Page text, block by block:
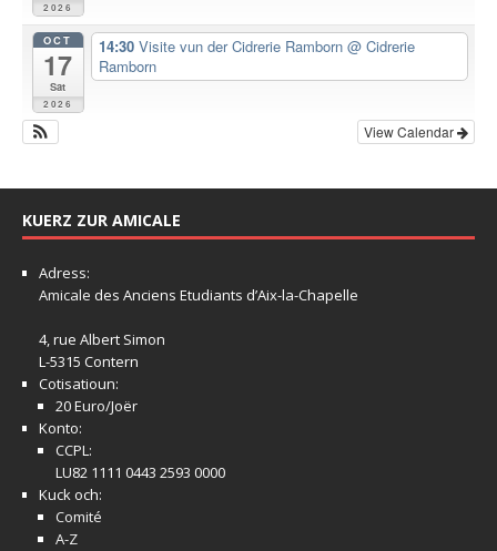
2026
OCT
17
Sat
2026
14:30 Visite vun der Cidrerie Ramborn @ Cidrerie
Ramborn
View Calendar
KUERZ ZUR AMICALE
Adress:
Amicale des Anciens Etudiants d’Aix-la-Chapelle
4, rue Albert Simon
L-5315 Contern
Cotisatioun:
20 Euro/Joër
Konto:
CCPL:
LU82 1111 0443 2593 0000
Kuck och:
Comité
A-Z